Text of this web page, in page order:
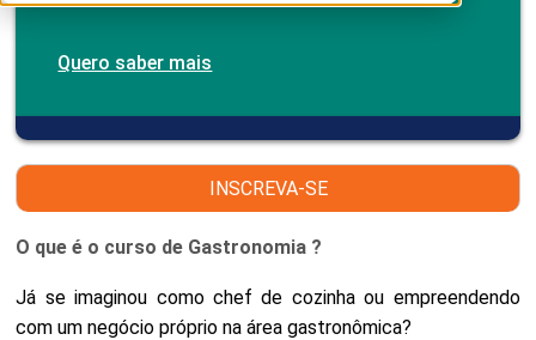
Quero saber mais
INSCREVA-SE
O que é o curso de Gastronomia ?
Já se imaginou como chef de cozinha ou empreendendo
com um negócio próprio na área gastronômica?